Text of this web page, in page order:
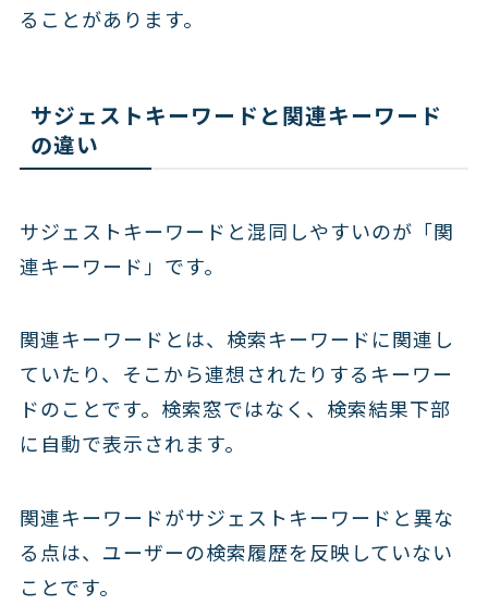
ることがあります。
サジェストキーワードと関連キーワード
の違い
サジェストキーワードと混同しやすいのが「関
連キーワード」です。
関連キーワードとは、検索キーワードに関連し
ていたり、そこから連想されたりするキーワー
ドのことです。検索窓ではなく、検索結果下部
に自動で表示されます。
関連キーワードがサジェストキーワードと異な
る点は、ユーザーの検索履歴を反映していない
ことです。